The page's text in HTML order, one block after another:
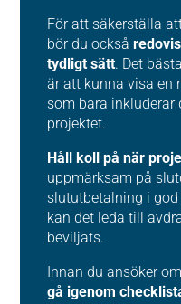
För att säkerställa
bör du också
tydligt sätt. Det
är att kunna visa en
som bara inkluderar
projektet.
Håll koll på när
uppmärksam på
slututbetalning i
kan det leda till
beviljats.
Innan du ansöker
gå igenom